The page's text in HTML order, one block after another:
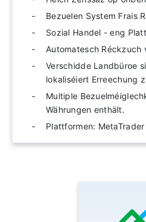
Bezuelen System Frais
Sozial Handel - eng
Automatesch Réckzuch
Verschidde Landbüroe
lokaliséiert Erreechung
Multiple
Währungen enthält.
Plattformen: